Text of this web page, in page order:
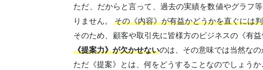
ただ、だからと言って、過去の実績を数値やグラフ
りません。その《内容》が有益かどうかを直ぐには
そのため、顧客や取引先に皆様方のビジネスの《有
《提案力》が欠かせないのは、その意味では当然なの
ただ《提案》とは、何をどうすることなのでしょうか